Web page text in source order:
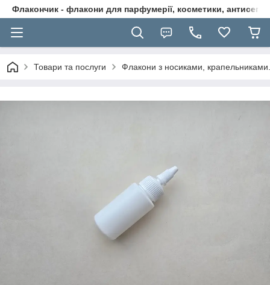
Флакончик - флакони для парфумерії, косметики,
Товари та послуги Флакони з носиками, крапельниками.